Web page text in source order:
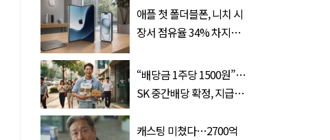
속출, 반응 폭발
애플 첫 폴더블폰, 니치 시
장서 점유율 34% 차지할
“배당금 1주당 1500원”…
SK 중간배당 확정, 지급일
캐스팅 미쳤다…2700억